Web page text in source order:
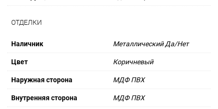
ОТДЕЛКИ
Наличник Металлический Да/Нет
Цвет Коричневый
Наружная сторона МДФ ПВХ
Внутренняя сторона МДФ ПВХ